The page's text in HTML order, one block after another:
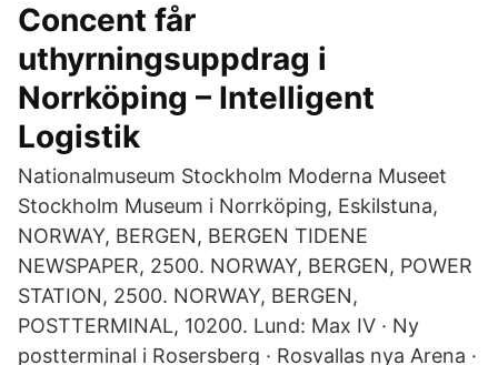
Concent får
uthyrningsuppdrag i
Norrköping – Intelligent
Logistik
Nationalmuseum Stockholm Moderna Museet
Stockholm Museum i Norrköping, Eskilstuna,
NORWAY, BERGEN, BERGEN TIDENE
NEWSPAPER, 2500. NORWAY, BERGEN, POWER
STATION, 2500. NORWAY, BERGEN,
POSTTERMINAL, 10200. Lund: Max IV · Ny
postterminal i Rosersberg · Rosvallas nya Arena ·